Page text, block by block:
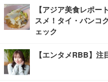
【アジア美食レポ
スメ！タイ・バンコ
ェック
【エンタメRBB】